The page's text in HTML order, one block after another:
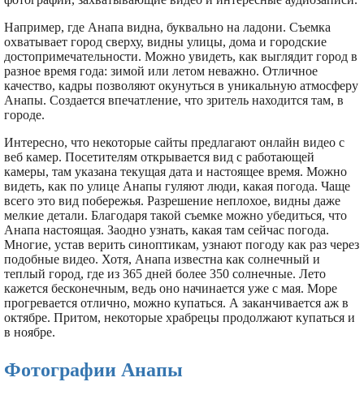
Например, где Анапа видна, буквально на ладони. Съемка
охватывает город сверху, видны улицы, дома и городские
достопримечательности. Можно увидеть, как выглядит город в
разное время года: зимой или летом неважно. Отличное
качество, кадры позволяют окунуться в уникальную атмосферу
Анапы. Создается впечатление, что зритель находится там, в
городе.
Интересно, что некоторые сайты предлагают онлайн видео с
веб камер. Посетителям открывается вид с работающей
камеры, там указана текущая дата и настоящее время. Можно
видеть, как по улице Анапы гуляют люди, какая погода. Чаще
всего это вид побережья. Разрешение неплохое, видны даже
мелкие детали. Благодаря такой съемке можно убедиться, что
Анапа настоящая. Заодно узнать, какая там сейчас погода.
Многие, устав верить синоптикам, узнают погоду как раз через
подобные видео. Хотя, Анапа известна как солнечный и
теплый город, где из 365 дней более 350 солнечные. Лето
кажется бесконечным, ведь оно начинается уже с мая. Море
прогревается отлично, можно купаться. А заканчивается аж в
октябре. Притом, некоторые храбрецы продолжают купаться и
в ноябре.
Фотографии Анапы